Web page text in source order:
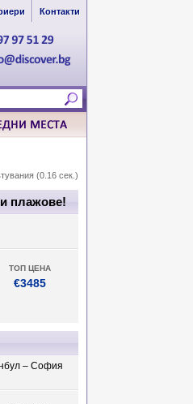
Контакти
(0.16 сек.)
плажове!
се на девствен плаж,
ТОП ЦЕНА
€3485
– София